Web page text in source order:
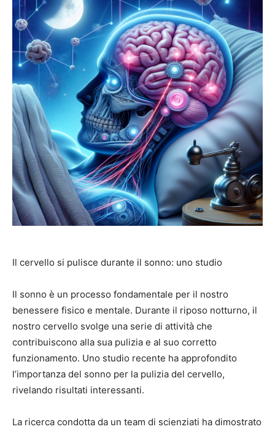
Il cervello si pulisce durante il sonno: uno studio
Il sonno è un processo fondamentale per il nostro
benessere fisico e mentale. Durante il riposo notturno, il
nostro cervello svolge una serie di attività che
contribuiscono alla sua pulizia e al suo corretto
funzionamento. Uno studio recente ha approfondito
l’importanza del sonno per la pulizia del cervello,
rivelando risultati interessanti.
La ricerca condotta da un team di scienziati ha dimostrato